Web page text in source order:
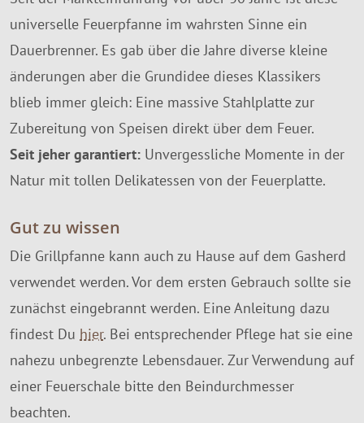
universelle Feuerpfanne im wahrsten Sinne ein
Dauerbrenner. Es gab über die Jahre diverse kleine
änderungen aber die Grundidee dieses Klassikers
blieb immer gleich: Eine massive Stahlplatte zur
Zubereitung von Speisen direkt über dem Feuer.
Seit jeher garantiert: Unvergessliche Momente in der
Natur mit tollen Delikatessen von der Feuerplatte.
Gut zu wissen
Die Grillpfanne kann auch zu Hause auf dem Gasherd
verwendet werden. Vor dem ersten Gebrauch sollte sie
zunächst eingebrannt werden. Eine Anleitung dazu
findest Du hier. Bei entsprechender Pflege hat sie eine
nahezu unbegrenzte Lebensdauer. Zur Verwendung auf
einer Feuerschale bitte den Beindurchmesser
beachten.